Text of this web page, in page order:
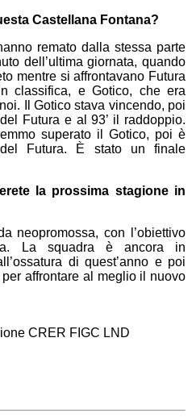
Castellana Fontana?
remato dalla stessa parte
dell’ultima giornata, quando
mentre si affrontavano Futura
classifica, e Gotico, che era
Il Gotico stava vincendo, poi
Futura e al 93’ il raddoppio.
superato il Gotico, poi è
Futura. È stato un finale
la prossima stagione in
neopromossa, con l’obiettivo
La squadra è ancora in
di quest’anno e poi
affrontare al meglio il nuovo
CRER FIGC LND